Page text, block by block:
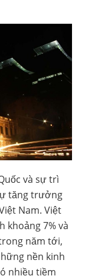
và sự trì
tăng trưởng
Nam. Việt
khoảng 7% và
năm tới,
nền kinh
nhiều tiềm